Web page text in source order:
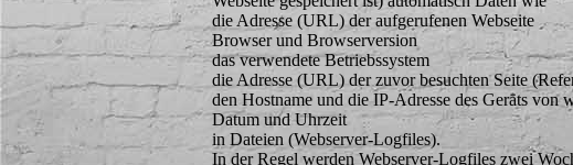
die Adresse (URL) der aufgerufenen Webseite
Browser und Browserversion
das verwendete Betriebssystem
die Adresse (URL) der zuvor besuchten Seite
den Hostname und die IP-Adresse des Geräts von
Datum und Uhrzeit
in Dateien (Webserver-Logfiles).
In der Regel werden Webserver-Logfiles zwei